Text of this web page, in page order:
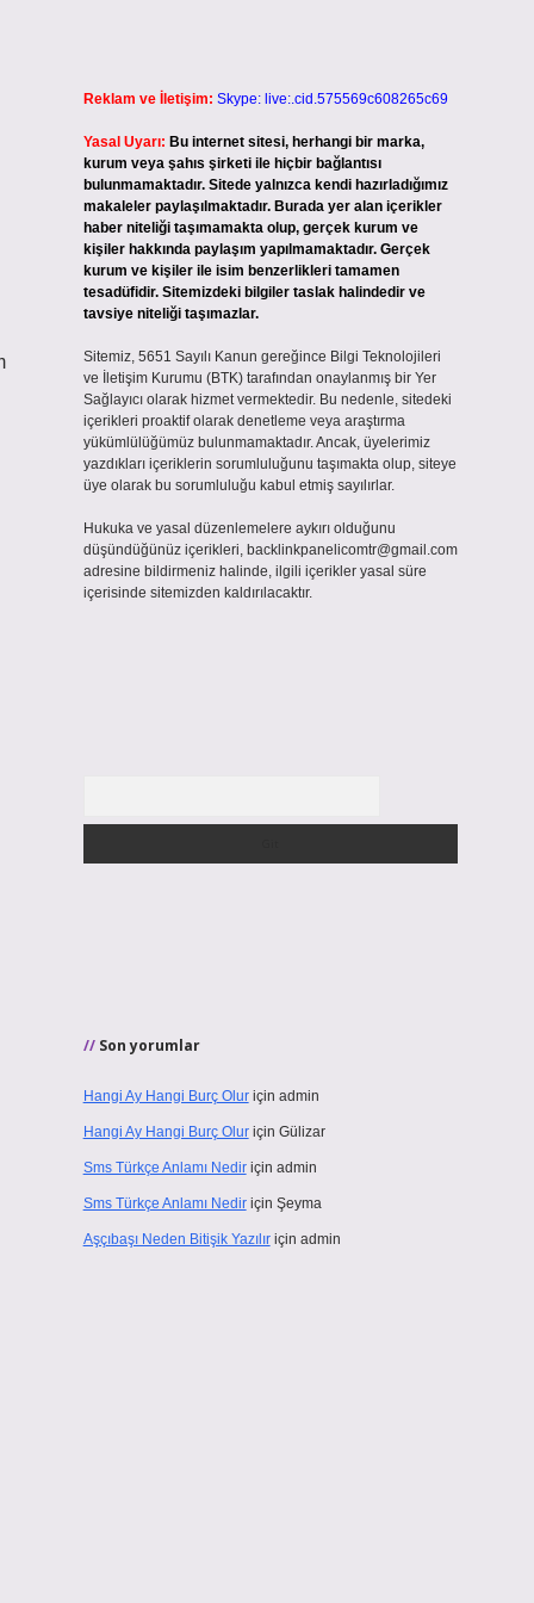
Reklam ve İletişim: Skype: live:.cid.575569c608265c69
Yasal Uyarı: Bu internet sitesi, herhangi bir marka,
kurum veya şahıs şirketi ile hiçbir bağlantısı
bulunmamaktadır. Sitede yalnızca kendi hazırladığımız
makaleler paylaşılmaktadır. Burada yer alan içerikler
haber niteliği taşımamakta olup, gerçek kurum ve
kişiler hakkında paylaşım yapılmamaktadır. Gerçek
kurum ve kişiler ile isim benzerlikleri tamamen
tesadüfidir. Sitemizdeki bilgiler taslak halindedir ve
tavsiye niteliği taşımazlar.
Sitemiz, 5651 Sayılı Kanun gereğince Bilgi Teknolojileri
ve İletişim Kurumu (BTK) tarafından onaylanmış bir Yer
Sağlayıcı olarak hizmet vermektedir. Bu nedenle, sitedeki
içerikleri proaktif olarak denetleme veya araştırma
yükümlülüğümüz bulunmamaktadır. Ancak, üyelerimiz
yazdıkları içeriklerin sorumluluğunu taşımakta olup, siteye
üye olarak bu sorumluluğu kabul etmiş sayılırlar.
Hukuka ve yasal düzenlemelere aykırı olduğunu
düşündüğünüz içerikleri, backlinkpanelicomtr@gmail.com
adresine bildirmeniz halinde, ilgili içerikler yasal süre
içerisinde sitemizden kaldırılacaktır.
Son yorumlar
Hangi Ay Hangi Burç Oluriçin admin
Hangi Ay Hangi Burç Oluriçin Gülizar
Sms Türkçe Anlamı Nediriçin admin
Sms Türkçe Anlamı Nediriçin Şeyma
Aşçıbaşı Neden Bitişik Yazılıriçin admin